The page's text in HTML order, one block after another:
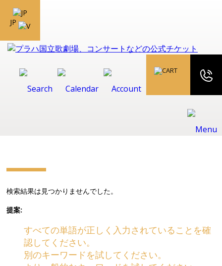
JP
検索結果は見つかりませんでした。
提案:
すべての単語が正しく入力されていることを確
認してください。
別のキーワードを試してください。